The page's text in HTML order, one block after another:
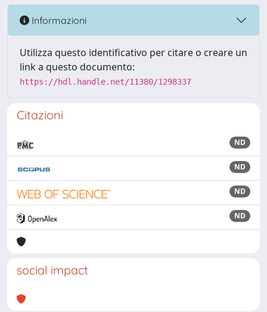
Informazioni
Utilizza questo identificativo per citare o creare un
link a questo documento:
https://hdl.handle.net/11380/1298337
Citazioni
ND
ND
ND
ND
social impact